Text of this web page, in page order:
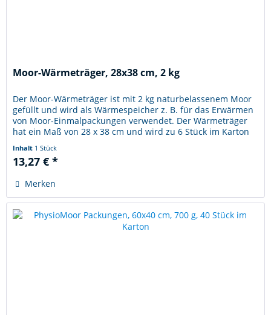
Moor-Wärmeträger, 28x38 cm, 2 kg
Der Moor-Wärmeträger ist mit 2 kg naturbelassenem Moor
gefüllt und wird als Wärmespeicher z. B. für das Erwärmen
von Moor-Einmalpackungen verwendet. Der Wärmeträger
hat ein Maß von 28 x 38 cm und wird zu 6 Stück im Karton
Inhalt 1 Stück
13,27 € *
Merken